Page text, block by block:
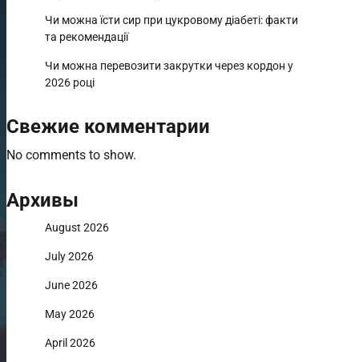
Чи можна їсти сир при цукровому діабеті: факти
та рекомендації
Чи можна перевозити закрутки через кордон у
2026 році
Свежие комментарии
No comments to show.
Архивы
August 2026
July 2026
June 2026
May 2026
April 2026